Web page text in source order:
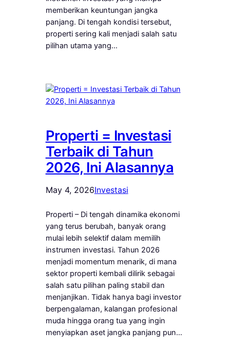
memberikan keuntungan jangka
panjang. Di tengah kondisi tersebut,
properti sering kali menjadi salah satu
pilihan utama yang…
Properti = Investasi
Terbaik di Tahun
2026, Ini Alasannya
May 4, 2026Investasi
Properti – Di tengah dinamika ekonomi
yang terus berubah, banyak orang
mulai lebih selektif dalam memilih
instrumen investasi. Tahun 2026
menjadi momentum menarik, di mana
sektor properti kembali dilirik sebagai
salah satu pilihan paling stabil dan
menjanjikan. Tidak hanya bagi investor
berpengalaman, kalangan profesional
muda hingga orang tua yang ingin
menyiapkan aset jangka panjang pun…